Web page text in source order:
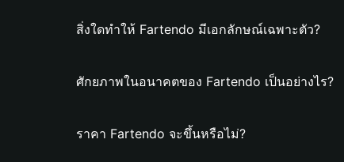
สิ่งใดทำให้ Fartendo มีเอกลักษณ์เฉพาะตัว?
ศักยภาพในอนาคตของ Fartendo เป็นอย่างไร?
ราคา Fartendo จะขึ้นหรือไม่?